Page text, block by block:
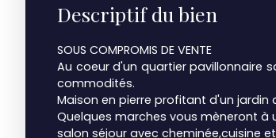
Descriptif du bien
SOUS COMPROMIS DE VENTE
Au coeur d'un quartier pavillonnaire
commodités.
Maison en pierre profitant d'un jardin
Quelques marches vous mèneront à
salon séjour avec cheminée,cuisine